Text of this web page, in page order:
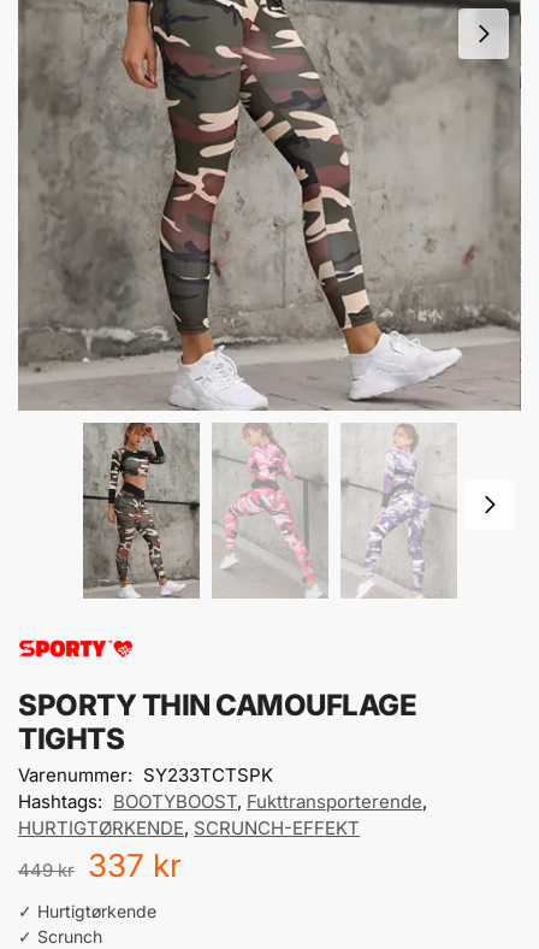
SPORTY THIN CAMOUFLAGE
TIGHTS
Varenummer: SY233TCTSPK
Hashtags: BOOTYBOOST, Fukttransporterende,
HURTIGTØRKENDE, SCRUNCH-EFFEKT
449kr 337 kr
✓ Hurtigtørkende
✓ Scrunch